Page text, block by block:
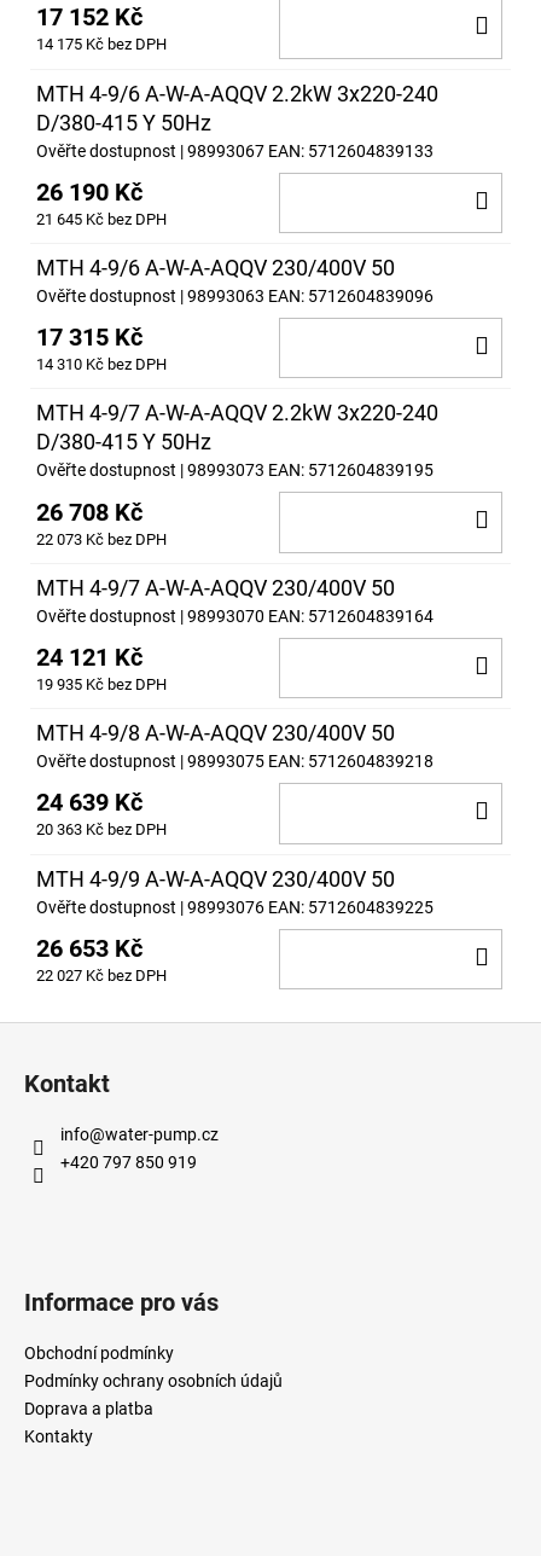
17 152 Kč
14 175 Kč bez DPH
MTH 4-9/6 A-W-A-AQQV 2.2kW 3x220-240
D/380-415 Y 50Hz
Ověřte dostupnost | 98993067 EAN: 5712604839133
26 190 Kč
21 645 Kč bez DPH
MTH 4-9/6 A-W-A-AQQV 230/400V 50
Ověřte dostupnost | 98993063 EAN: 5712604839096
17 315 Kč
14 310 Kč bez DPH
MTH 4-9/7 A-W-A-AQQV 2.2kW 3x220-240
D/380-415 Y 50Hz
Ověřte dostupnost | 98993073 EAN: 5712604839195
26 708 Kč
22 073 Kč bez DPH
MTH 4-9/7 A-W-A-AQQV 230/400V 50
Ověřte dostupnost | 98993070 EAN: 5712604839164
24 121 Kč
19 935 Kč bez DPH
MTH 4-9/8 A-W-A-AQQV 230/400V 50
Ověřte dostupnost | 98993075 EAN: 5712604839218
24 639 Kč
20 363 Kč bez DPH
MTH 4-9/9 A-W-A-AQQV 230/400V 50
Ověřte dostupnost | 98993076 EAN: 5712604839225
26 653 Kč
22 027 Kč bez DPH
Kontakt
info@water-pump.cz
+420 797 850 919
Informace pro vás
Obchodní podmínky
Podmínky ochrany osobních údajů
Doprava a platba
Kontakty